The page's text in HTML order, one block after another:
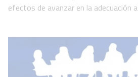
efectos de avanzar en la adecuación